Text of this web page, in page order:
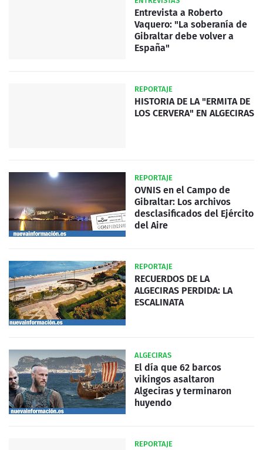
Entrevista a Roberto
Vaquero: "La soberanía de
Gibraltar debe volver a
España"
REPORTAJE
HISTORIA DE LA "ERMITA DE
LOS CERVERA" EN ALGECIRAS
REPORTAJE
OVNIS en el Campo de
Gibraltar: Los archivos
desclasificados del Ejército
del Aire
REPORTAJE
RECUERDOS DE LA
ALGECIRAS PERDIDA: LA
ESCALINATA
ALGECIRAS
El día que 62 barcos
vikingos asaltaron
Algeciras y terminaron
huyendo
REPORTAJE